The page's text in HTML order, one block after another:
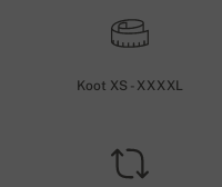
Koot XS - XXXXL